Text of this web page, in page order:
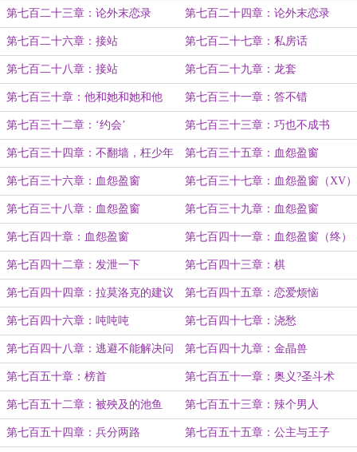
（II）
第七百二十三章：论外末恋录
（III）
第七百二十四章：论外末恋录
（IV）
第七百二十六章：接站 第七百二十七章：私房话
第七百二十八章：接站 第七百二十九章：龙套
第七百三十章：他和她和她和他 第七百三十一章：答不错
第七百三十二章：‘约会’ 第七百三十三章：巧也不成书
第七百三十四章：不翻墙，枉少年 第七百三十五章：血怨盈窗
（XIII）
第七百三十六章：血怨盈窗
（XIV）
第七百三十七章：血怨盈窗（XV）
第七百三十八章：血怨盈窗
（XVI）
第七百三十九章：血怨盈窗
（XVII）
第七百四十章：血怨盈窗
（XVIII）
第七百四十一章：血怨盈窗（终）
第七百四十二章：发泄一下 第七百四十三章：棋
第七百四十四章：拉莫洛克的建议 第七百四十五章：恋爱烦恼
第七百四十六章：吨吨吨 第七百四十七章：浇愁
第七百四十八章：逃避不能解决问
题
第七百四十九章：金晶兽
第七百五十章：榜首 第七百五十一章：奥义?圣斗术
第七百五十二章：被殃及的池鱼 第七百五十三章：辣个男人
第七百五十四章：兵分两路 第七百五十五章：公主与王子